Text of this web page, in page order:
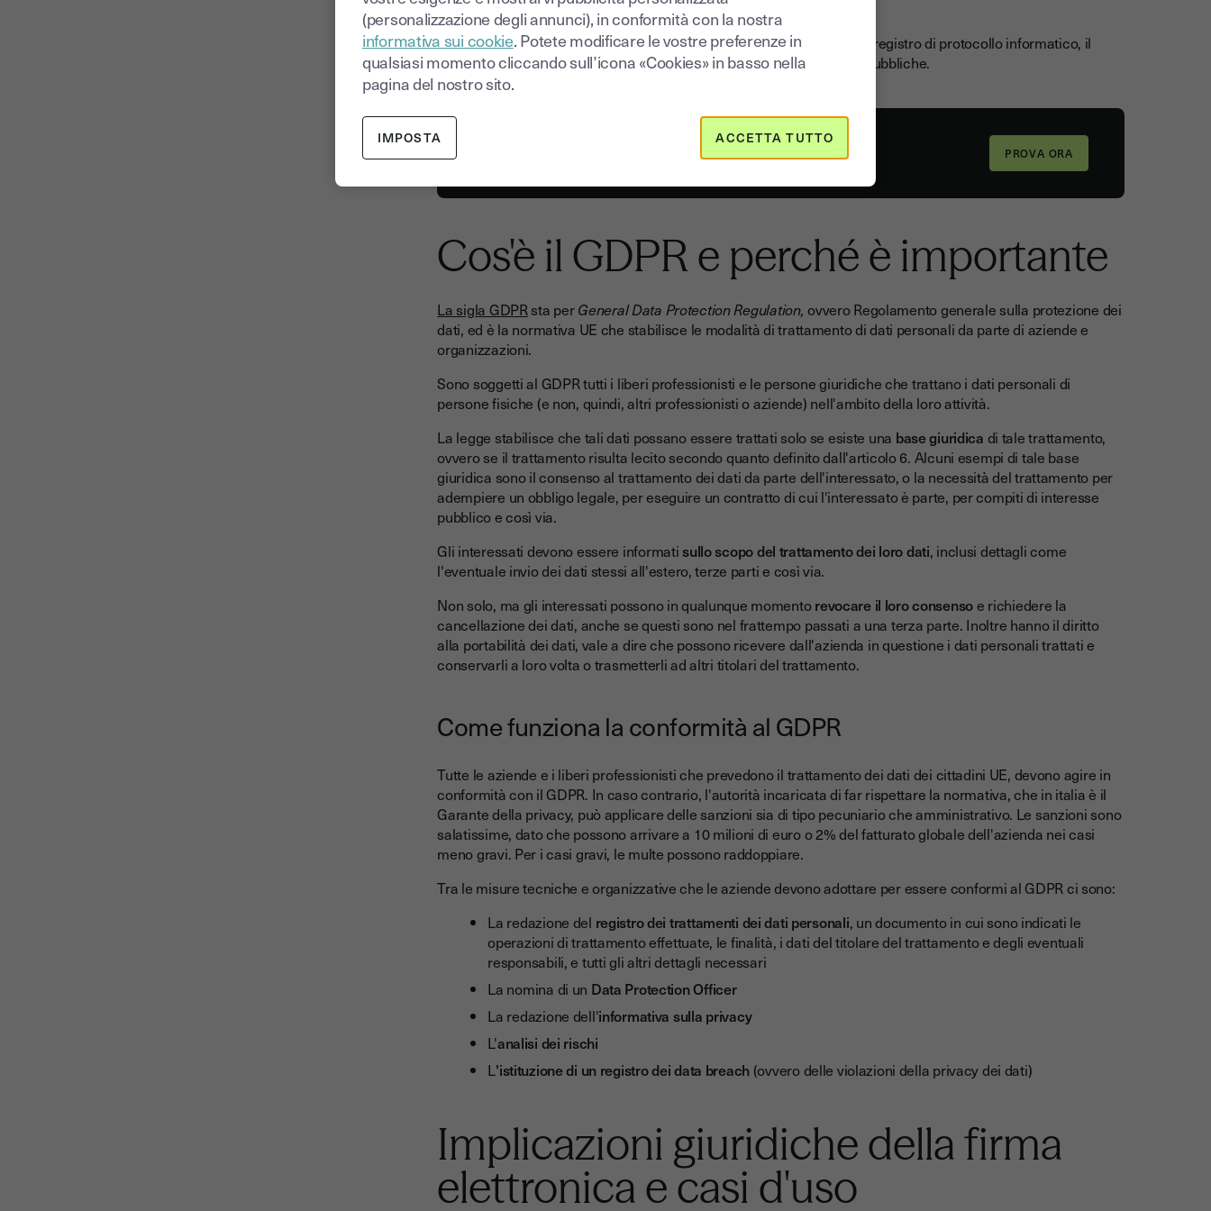
digitale).
La FEQè fondamentale per documenti di grande importanza, come il registro di protocollo informatico, il
bilancio d'esercizio, i registri IVA, o per partecipare a gare d'appalto pubbliche.
Cos'è il GDPR e perché è importante
La sigla GDPRsta perGeneral Data Protection Regulation,ovvero Regolamento generale sulla protezione dei
dati, ed è la normativa UE che stabilisce le modalità di trattamento di dati personali da parte di aziende e
organizzazioni.
Sono soggetti al GDPR tutti i liberi professionisti e le persone giuridiche che trattano i dati personali di
persone fisiche (e non, quindi, altri professionisti o aziende) nell'ambito della loro attività.
La legge stabilisce che tali dati possano essere trattati solo se esiste una base giuridica di tale trattamento,
ovvero se il trattamento risulta lecito secondo quanto definito dall'articolo 6. Alcuni esempi di tale base
giuridica sono il consenso al trattamento dei dati da parte dell'interessato, o la necessità del trattamento per
adempiere un obbligo legale, per eseguire un contratto di cui l'interessato è parte, per compiti di interesse
pubblico e così via.
Gli interessati devono essere informatisullo scopo del trattamento dei loro dati, inclusi dettagli come
l'eventuale invio dei dati stessi all'estero, terze parti e così via.
Non solo, ma gli interessati possono in qualunque momentorevocare il loro consensoe richiedere la
cancellazione dei dati, anche se questi sono nel frattempo passati a una terza parte. Inoltre hanno il diritto
alla portabilità dei dati, vale a dire che possono ricevere dall'azienda in questione i dati personali trattati e
conservarli a loro volta o trasmetterli ad altri titolari del trattamento.
Come funziona la conformità al GDPR
Tutte le aziende e i liberi professionisti che prevedono il trattamento dei dati dei cittadini UE, devono agire in
conformità con il GDPR. In caso contrario, l'autorità incaricata di far rispettare la normativa, che in italia è il
Garante della privacy, può applicare delle sanzioni sia di tipo pecuniario che amministrativo. Le sanzioni sono
salatissime, dato che possono arrivare a 10 milioni di euro o 2% del fatturato globale dell'azienda nei casi
meno gravi. Per i casi gravi, le multe possono raddoppiare.
Tra le misure tecniche e organizzative che le aziende devono adottare per essere conformi al GDPR ci sono:
La redazione del registro dei trattamenti dei dati personali, un documento in cui sono indicati le
operazioni di trattamento effettuate, le finalità, i dati del titolare del trattamento e degli eventuali
responsabili, e tutti gli altri dettagli necessari
La nomina di un Data Protection Officer
La redazione dell'informativa sulla privacy
L'analisi dei rischi
L'istituzione di un registro dei data breach (ovvero delle violazioni della privacy dei dati)
Implicazioni giuridiche della firma
elettronica e casi d'uso
(personalizzazione degli annunci), in conformità con la nostra
informativa sui cookie. Potete modificare le vostre preferenze in
qualsiasi momento cliccando sull’icona «Cookies» in basso nella
pagina del nostro sito.
IMPOSTA ACCETTA TUTTO